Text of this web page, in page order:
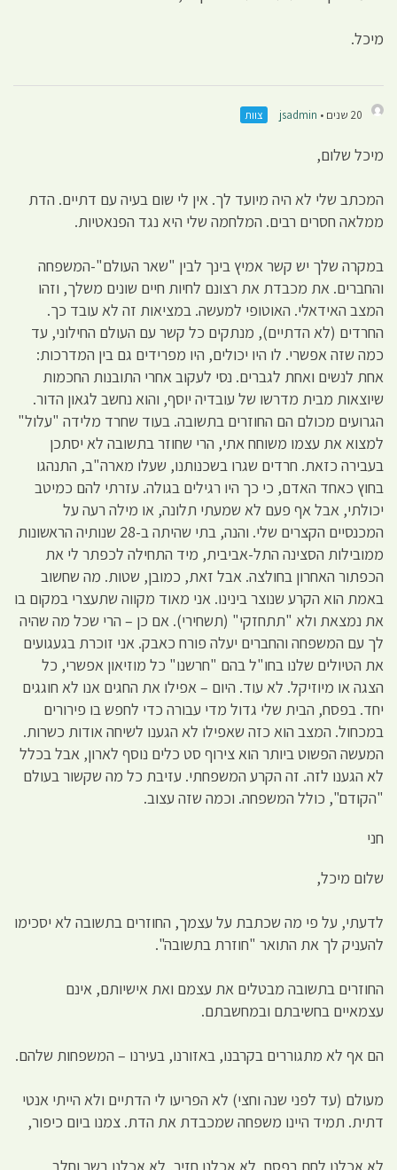
מיכל.
20 שנים • jsadmin צוות
מיכל שלום,
המכתב שלי לא היה מיועד לך. אין לי שום בעיה עם דתיים. הדת
ממלאה חסרים רבים. המלחמה שלי היא נגד הפנאטיות.
במקרה שלך יש קשר אמיץ בינך לבין "שאר העולם"-המשפחה
והחברים. את מכבדת את רצונם לחיות חיים שונים משלך, וזהו
המצב האידאלי. האוטופי למעשה. במציאות זה לא עובד כך.
החרדים (לא הדתיים), מנתקים כל קשר עם העולם החילוני, עד
כמה שזה אפשרי. לו היו יכולים, היו מפרידים גם בין המדרכות:
אחת לנשים ואחת לגברים. נסי לעקוב אחרי התובנות החכמות
שיוצאות מבית מדרשו של עובדיה יוסף, והוא נחשב לגאון הדור.
הגרועים מכולם הם החוזרים בתשובה. בעוד שחרד מלידה "עלול"
למצוא את עצמו משוחח אתי, הרי שחוזר בתשובה לא יסתכן
בעבירה כזאת. חרדים שגרו בשכנותנו, שעלו מארה"ב, התנהגו
בחוץ כאחד האדם, כי כך היו רגילים בגולה. עזרתי להם כמיטב
יכולתי, אבל אף פעם לא שמעתי תלונה, או מילה רעה על
המכנסיים הקצרים שלי. והנה, בתי שהיתה ב-28 שנותיה הראשונות
ממובילות הסצינה התל-אביבית, מיד התחילה לכפתר לי את
הכפתור האחרון בחולצה. אבל זאת, כמובן, שטות. מה שחשוב
באמת הוא הקרע שנוצר בינינו. אני מאוד מקווה שתעצרי במקום בו
את נמצאת ולא "תתחזקי" (תשחירי). אם כן – הרי שכל מה שהיה
לך עם המשפחה והחברים יעלה פורח כאבק. אני זוכרת בגעגועים
את הטיולים שלנו בחו"ל בהם "חרשנו" כל מוזיאון אפשרי, כל
הצגה או מיוזיקל. לא עוד. היום – אפילו את החגים אנו לא חוגגים
יחד. בפסח, הבית שלי גדול מדי עבורה כדי לחפש בו פירורים
במכחול. המצב הוא כזה שאפילו לא הגענו לשיחה אודות כשרות.
המעשה הפשוט ביותר הוא צירוף סט כלים נוסף לארון, אבל בכלל
לא הגענו לזה. זה הקרע המשפחתי. עזיבת כל מה שקשור בעולם
"הקודם", כולל המשפחה. וכמה שזה עצוב.
חני
שלום מיכל,
לדעתי, על פי מה שכתבת על עצמך, החוזרים בתשובה לא יסכימו
להעניק לך את התואר "חוזרת בתשובה".
החוזרים בתשובה מבטלים את עצמם ואת אישיותם, אינם
עצמאיים בחשיבתם ובמחשבתם.
הם אף לא מתגוררים בקרבנו, באזורנו, בעירנו – המשפחות שלהם.
מעולם (עד לפני שנה וחצי) לא הפריעו לי הדתיים ולא הייתי אנטי
דתית. תמיד היינו משפחה שמכבדת את הדת. צמנו ביום כיפור,